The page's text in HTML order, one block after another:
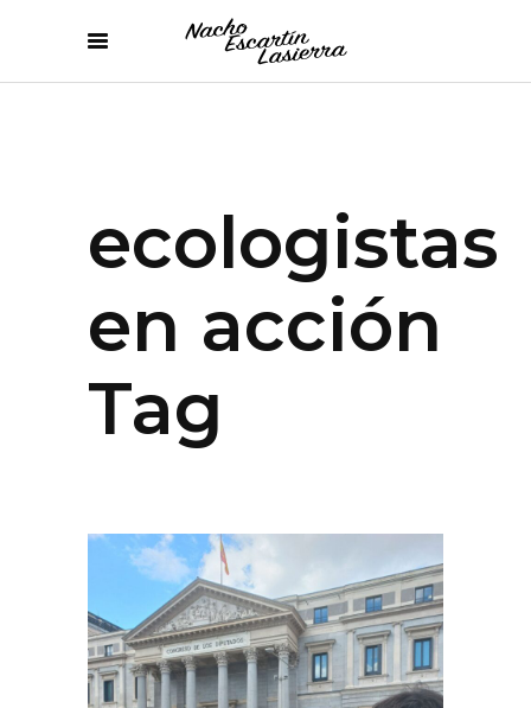
ecologistas
en acción
Tag